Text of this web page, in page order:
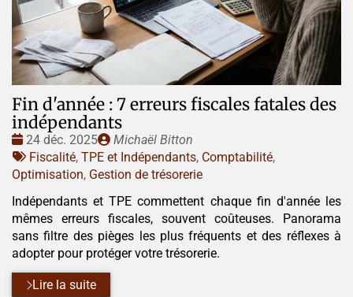
Fin d'année : 7 erreurs fiscales fatales des
indépendants
Date
:
24 déc. 2025
Publié
par
Michaël Bitton
Tags
:
Fiscalité, TPE et Indépendants, Comptabilité,
Optimisation, Gestion de trésorerie
Indépendants et TPE commettent chaque fin d'année les
mêmes erreurs fiscales, souvent coûteuses. Panorama
sans filtre des pièges les plus fréquents et des réflexes à
adopter pour protéger votre trésorerie.
Lire la suite